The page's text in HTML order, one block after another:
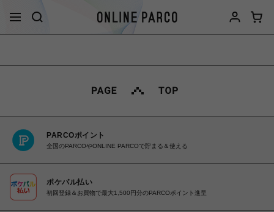
PARCOポイント
全国のPARCOやONLINE PARCOで貯まる＆使える
ポケパル払い
初回登録＆お買物で最大1,500円分のPARCOポイント進呈